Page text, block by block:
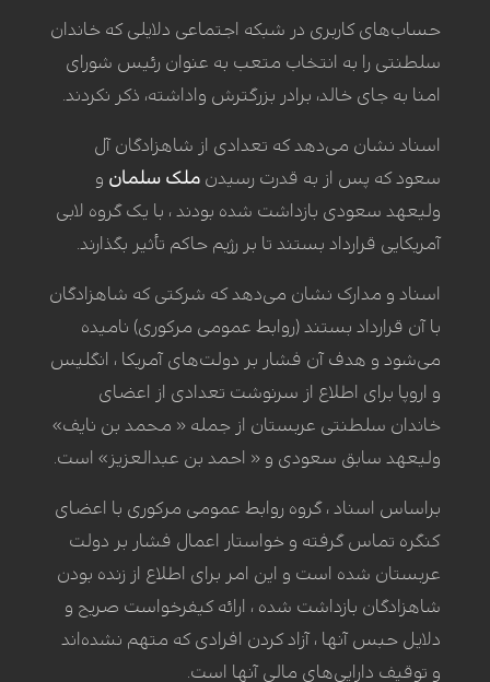
حساب‌های کاربری در شبکه اجتماعی دلایلی که خاندان
سلطنتی را به انتخاب متعب به عنوان رئیس شورای
امنا به جای خالد، برادر بزرگترش واداشته، ذکر نکردند.
اسناد نشان می‌دهد که تعدادی از شاهزادگان آل
سعود که پس از به قدرت رسیدن ملک سلمان و
ولیعهد سعودی بازداشت شده بودند ، با یک گروه لابی
آمریکایی قرارداد بستند تا بر رژیم حاکم تأثیر بگذارند.
اسناد و مدارک نشان می‌دهد که شرکتی که شاهزادگان
با آن قرارداد بستند (روابط عمومی مرکوری) نامیده
می‌شود و هدف آن فشار بر دولت‌های آمریکا ، انگلیس
و اروپا برای اطلاع از سرنوشت تعدادی از اعضای
خاندان سلطنتی عربستان از جمله « محمد بن نایف»
ولیعهد سابق سعودی و « احمد بن عبدالعزیز» است.
براساس اسناد ، گروه روابط عمومی مرکوری با اعضای
کنگره تماس گرفته و خواستار اعمال فشار بر دولت
عربستان شده است و این امر برای اطلاع از زنده بودن
شاهزادگان بازداشت شده ، ارائه کیفرخواست صریح و
دلایل حبس آنها ، آزاد کردن افرادی که متهم نشده‌اند
و توقیف دارایی‌های مالی آنها است.